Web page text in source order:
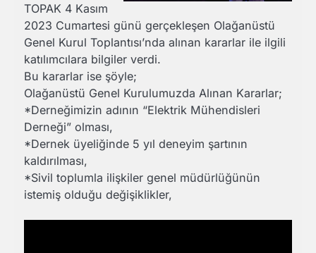
TOPAK 4 Kasım
2023 Cumartesi günü gerçekleşen Olağanüstü
Genel Kurul Toplantısı’nda alınan kararlar ile ilgili
katılımcılara bilgiler verdi.
Bu kararlar ise şöyle;
Olağanüstü Genel Kurulumuzda Alınan Kararlar;
*Derneğimizin adının “Elektrik Mühendisleri
Derneği” olması,
*Dernek üyeliğinde 5 yıl deneyim şartının
kaldırılması,
*Sivil toplumla ilişkiler genel müdürlüğünün
istemiş olduğu değişiklikler,